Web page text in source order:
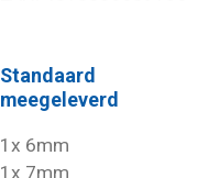
Standaard
meegeleverd
1x 6mm
1x 7mm